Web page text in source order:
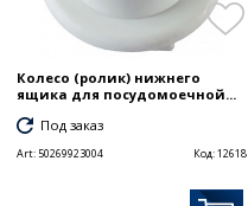
Колесо (ролик) нижнего
ящика для посудомоечной...
Под заказ
Art:50269923004 Код:12618